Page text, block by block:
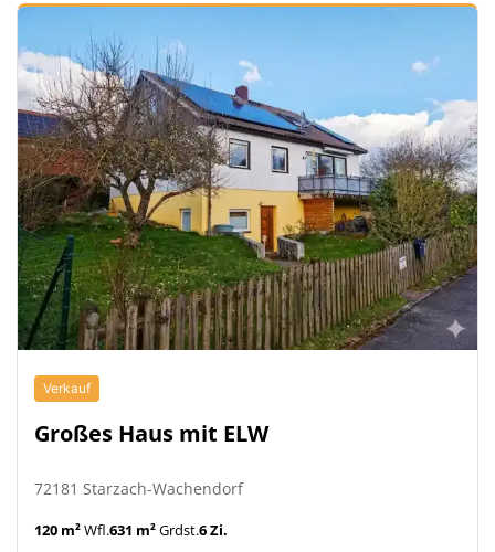
Verkauf
Großes Haus mit ELW
72181 Starzach-Wachendorf
120 m²Wfl.631 m²Grdst.6 Zi.